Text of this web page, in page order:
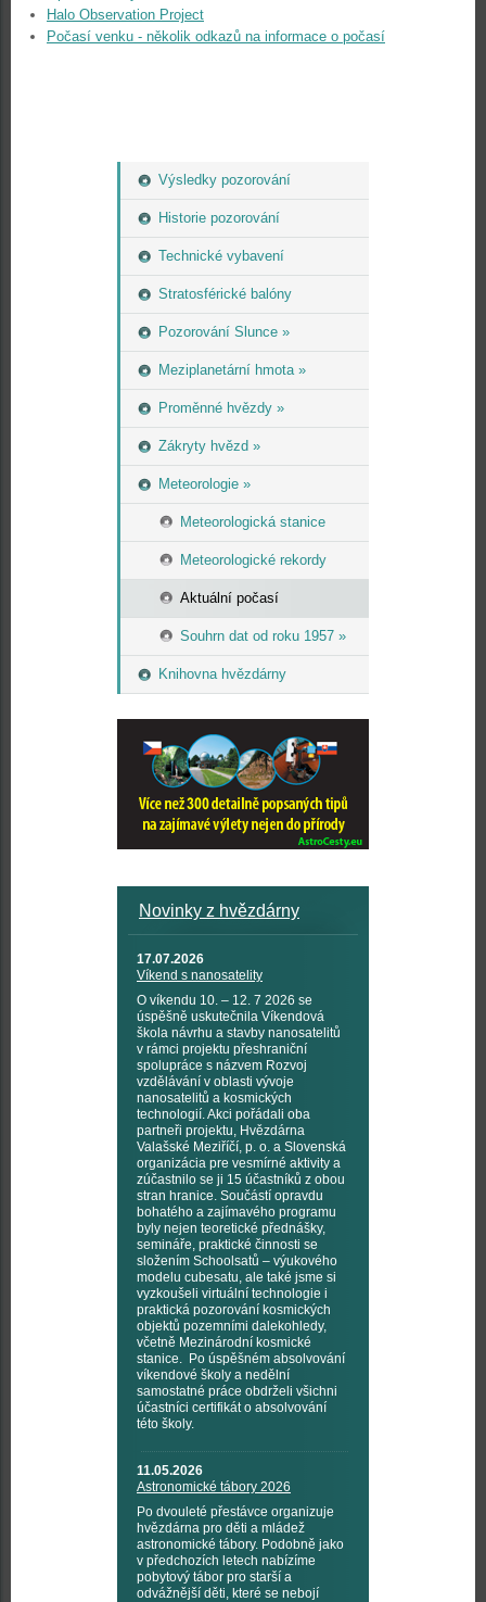
Výsledky pozorování
Historie pozorování
Technické vybavení
Stratosférické balóny
Pozorování Slunce »
Meziplanetární hmota »
Proměnné hvězdy »
Zákryty hvězd »
Meteorologie »
Meteorologická stanice
Meteorologické rekordy
Aktuální počasí
Souhrn dat od roku 1957 »
Knihovna hvězdárny
Novinky z hvězdárny
17.07.2026
Víkend s nanosatelity
O víkendu 10. – 12. 7 2026 se
úspěšně uskutečnila Víkendová
škola návrhu a stavby nanosatelitů
v rámci projektu přeshraniční
spolupráce s názvem Rozvoj
vzdělávání v oblasti vývoje
nanosatelitů a kosmických
technologií. Akci pořádali oba
partneři projektu, Hvězdárna
Valašské Meziříčí, p. o. a Slovenská
organizácia pre vesmírné aktivity a
zúčastnilo se ji 15 účastníků z obou
stran hranice. Součástí opravdu
bohatého a zajímavého programu
byly nejen teoretické přednášky,
semináře, praktické činnosti se
složením Schoolsatů – výukového
modelu cubesatu, ale také jsme si
vyzkoušeli virtuální technologie i
praktická pozorování kosmických
objektů pozemními dalekohledy,
včetně Mezinárodní kosmické
stanice. Po úspěšném absolvování
víkendové školy a nedělní
samostatné práce obdrželi všichni
účastníci certifikát o absolvování
této školy.
11.05.2026
Astronomické tábory 2026
Po dvouleté přestávce organizuje
hvězdárna pro děti a mládež
astronomické tábory. Podobně jako
v předchozích letech nabízíme
pobytový tábor pro starší a
odvážnější děti, které se nebojí
Halo Observation Project
Počasí venku - několik odkazů na informace o počasí